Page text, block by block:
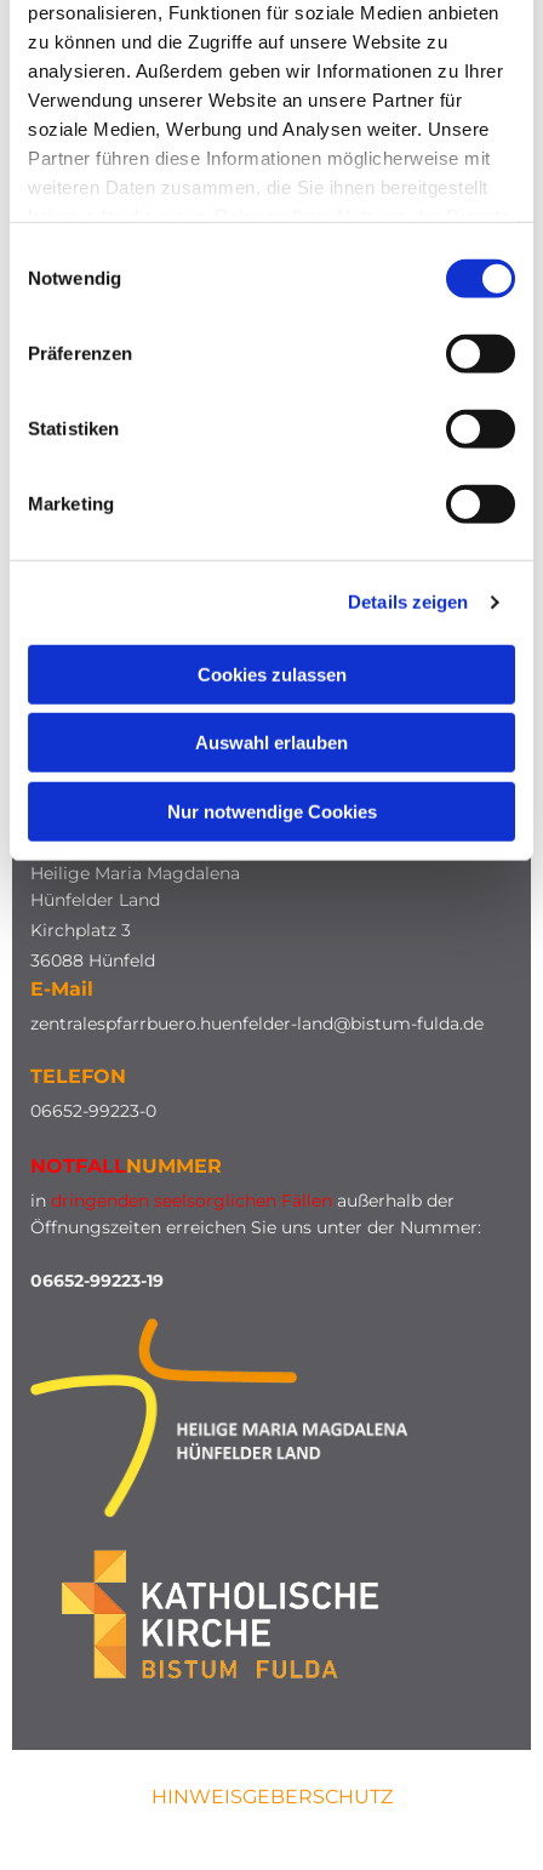
personalisieren, Funktionen für soziale Medien anbieten
zu können und die Zugriffe auf unsere Website zu
analysieren. Außerdem geben wir Informationen zu Ihrer
Verwendung unserer Website an unsere Partner für
soziale Medien, Werbung und Analysen weiter. Unsere
Partner führen diese Informationen möglicherweise mit
weiteren Daten zusammen, die Sie ihnen bereitgestellt
Notwendig
Präferenzen
Statistiken
Marketing
Details zeigen
Cookies zulassen
Auswahl erlauben
Nur notwendige Cookies
NAVIGATION
Katholische Kirche
Heilige Maria Magdalena
Hünfelder Land
Kirchplatz 3
36088 Hünfeld
E-Mail
zentralespfarrbuero.huenfelder-land@bistum-fulda.de
TELEFON
06652-99223-0
NOTFALLNUMMER
in dringenden seelsorglichen Fällen außerhalb der
Öffnungszeiten erreichen Sie uns unter der Nummer:
06652-99223-19
HINWEISGEBERSCHUTZ